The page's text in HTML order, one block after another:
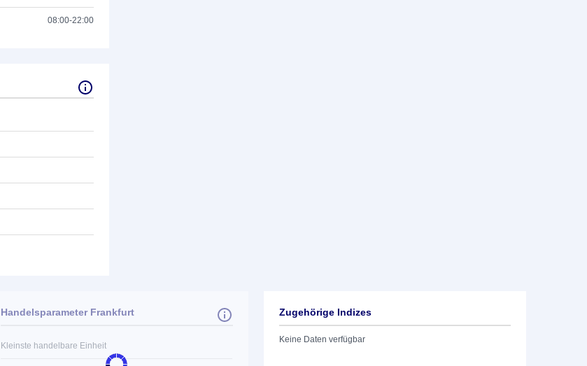
08:00-22:00
Handelsparameter Frankfurt
Kleinste handelbare Einheit
Zugehörige Indizes
Keine Daten verfügbar